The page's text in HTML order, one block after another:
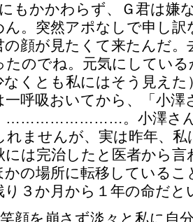
もかかわらず、Ｇ君は嫌
ん。突然アポなしで申し
の顔が見たくて来たんだ。
たのでね。元気にしてい
なくとも私にはそう見えた
一呼吸おいてから、「小澤
……………………。小澤さん
れませんが、実は昨年、
には完治したと医者から
かの場所に転移している
り３か月から１年の命だ
顔を崩さず淡々と私に自